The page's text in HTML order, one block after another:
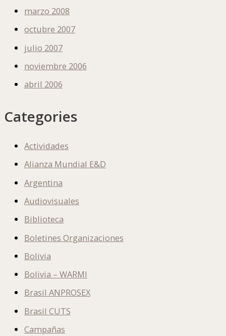
marzo 2008
octubre 2007
julio 2007
noviembre 2006
abril 2006
Categories
Actividades
Alianza Mundial E&D
Argentina
Audiovisuales
Biblioteca
Boletines Organizaciones
Bolivia
Bolivia – WARMI
Brasil ANPROSEX
Brasil CUTS
Campañas